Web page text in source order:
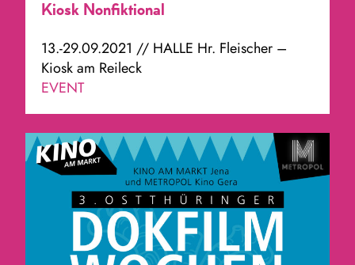
Kiosk Nonfiktional
13.-29.09.2021 // HALLE Hr. Fleischer –
Kiosk am Reileck
EVENT